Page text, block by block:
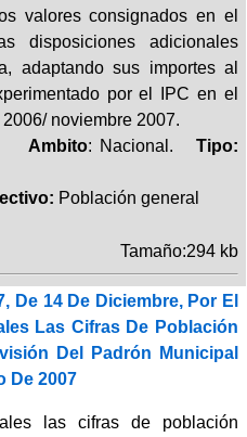
valores consignados en el
adicionales
adaptando sus importes al
por el IPC en el
noviembre 2007.
Ambito: Nacional. Tipo:
Población general
Tamaño:294 kb
De 14 De Diciembre, Por El
Las Cifras De Población
Del Padrón Municipal
De 2007
las cifras de población